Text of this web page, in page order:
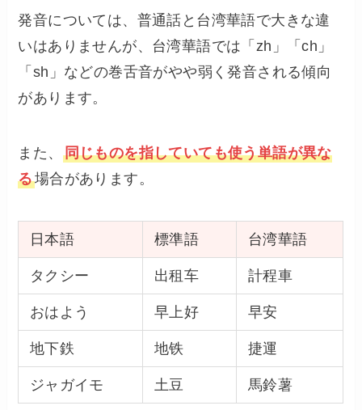
発音については、普通話と台湾華語で大きな違
いはありませんが、台湾華語では「zh」「ch」
「sh」などの巻舌音がやや弱く発音される傾向
があります。
また、 同じものを指していても使う単語が異な
る場合があります。
日本語 標準語 台湾華語
タクシー 出租车 計程車
おはよう 早上好 早安
地下鉄 地铁 捷運
ジャガイモ 土豆 馬鈴薯